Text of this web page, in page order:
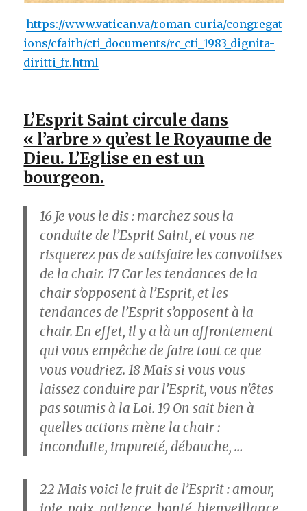
https://www.vatican.va/roman_curia/congregat
ions/cfaith/cti_documents/rc_cti_1983_dignita-
diritti_fr.html
L’Esprit Saint circule dans
« l’arbre » qu’est le Royaume de
Dieu. L’Eglise en est un
bourgeon.
16 Je vous le dis : marchez sous la
conduite de l’Esprit Saint, et vous ne
risquerez pas de satisfaire les convoitises
de la chair.17Car les tendances de la
chair s’opposent à l’Esprit, et les
tendances de l’Esprit s’opposent à la
chair. En effet, il y a là un affrontement
qui vous empêche de faire tout ce que
vous voudriez.18Mais si vous vous
laissez conduire par l’Esprit, vous n’êtes
pas soumis à la Loi.19 On sait bien à
quelles actions mène la chair :
inconduite, impureté, débauche, …
22 Mais voici le fruit de l’Esprit : amour,